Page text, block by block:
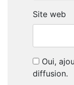
Site web
Oui,
diffusion.